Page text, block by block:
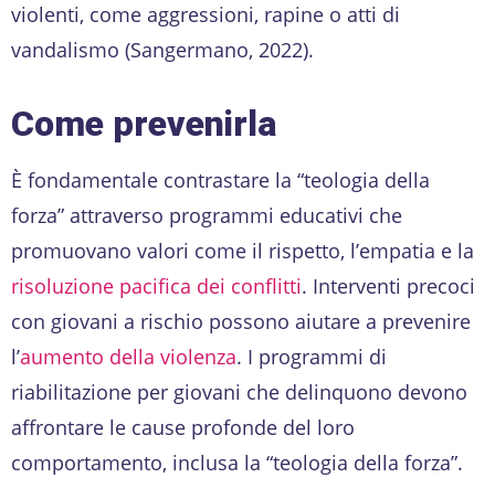
violenti, come aggressioni, rapine o atti di
vandalismo (Sangermano, 2022).
Come prevenirla
È fondamentale contrastare la “teologia della
forza” attraverso programmi educativi che
promuovano valori come il rispetto, l’empatia e la
risoluzione pacifica dei conflitti. Interventi precoci
con giovani a rischio possono aiutare a prevenire
l’aumento della violenza. I programmi di
riabilitazione per giovani che delinquono devono
affrontare le cause profonde del loro
comportamento, inclusa la “teologia della forza”.